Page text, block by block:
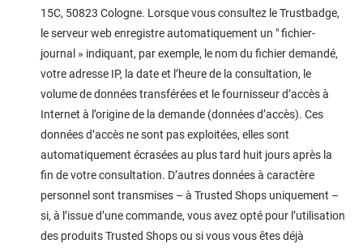
15C, 50823 Cologne. Lorsque vous consultez le Trustbadge,
le serveur web enregistre automatiquement un " fichier-
journal » indiquant, par exemple, le nom du fichier demandé,
votre adresse IP, la date et l’heure de la consultation, le
volume de données transférées et le fournisseur d’accès à
Internet à l’origine de la demande (données d’accès). Ces
données d’accès ne sont pas exploitées, elles sont
automatiquement écrasées au plus tard huit jours après la
fin de votre consultation. D’autres données à caractère
personnel sont transmises – à Trusted Shops uniquement –
si, à l’issue d’une commande, vous avez opté pour l’utilisation
des produits Trusted Shops ou si vous vous êtes déjà